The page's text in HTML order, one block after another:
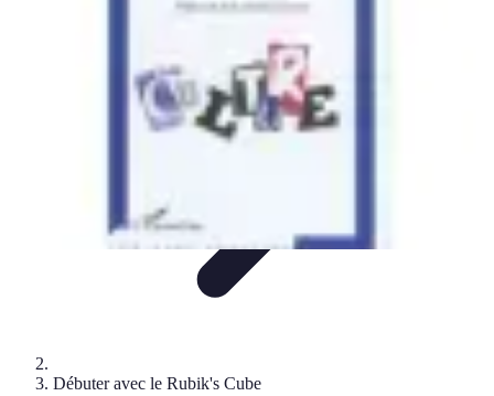
Débuter avec le Rubik's Cube